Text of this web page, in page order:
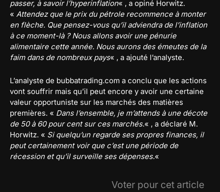
passer, à savoir l’hyperinflation« , a opiné Horwitz.
« Attendez que le prix du pétrole recommence à monter
en flèche. Que pensez-vous qu’il adviendra de l’inflation
à ce moment-là ? Nous allons avoir une pénurie
alimentaire cette année. Nous aurons des émeutes de la
faim dans de nombreux pays« , a ajouté l’analyste.
L’analyste de bubbatrading.com a conclu que les actions
vont souffrir mais qu’il peut encore y avoir une certaine
valeur opportuniste sur les marchés des matières
premières. « Dans l’ensemble, je m’attends à une décote
de 50 à 60 pour cent sur ces marchés.« , a déclaré M.
Horwitz. « Si quelqu’un regarde ses propres finances, il
peut certainement voir que c’est une période de
récession et qu’il surveille ses dépenses.«
Voter pour cet article